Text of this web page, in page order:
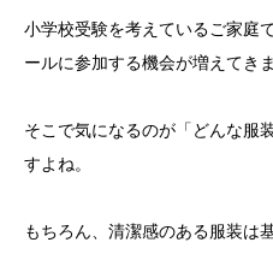
小学校受験を考えているご家庭
ールに参加する機会が増えてきま
そこで気になるのが「どんな服
すよね。
もちろん、清潔感のある服装は